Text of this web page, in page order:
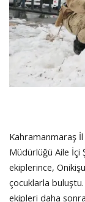
OTURUM AÇ
KAYIT
Kahramanmaraş İl
Müdürlüğü Aile İçi
ekiplerince,
çocuklarla
ekipleri daha